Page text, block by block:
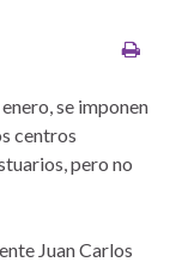
se imponen
centros
pero no
Juan Carlos